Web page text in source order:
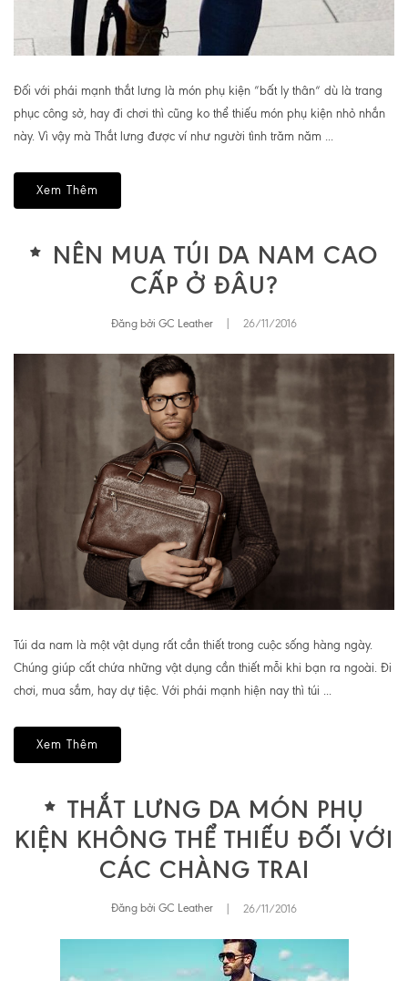
Đối với phái mạnh thắt lưng là món phụ kiện ”bất ly thân“ dù là trang
phục công sở, hay đi chơi thì cũng ko thể thiếu món phụ kiện nhỏ nhắn
này. Vì vậy mà Thắt lưng được ví như người tình trăm năm ...
Xem Thêm
NÊN MUA TÚI DA NAM CAO
CẤP Ở ĐÂU?
Đăng bởi GC Leather 26/11/2016
Túi da nam là một vật dụng rất cần thiết trong cuộc sống hàng ngày.
Chúng giúp cất chứa những vật dụng cần thiết mỗi khi bạn ra ngoài. Đi
chơi, mua sắm, hay dự tiệc. Với phái mạnh hiện nay thì túi ...
Xem Thêm
THẮT LƯNG DA MÓN PHỤ
KIỆN KHÔNG THỂ THIẾU ĐỐI VỚI
CÁC CHÀNG TRAI
Đăng bởi GC Leather 26/11/2016